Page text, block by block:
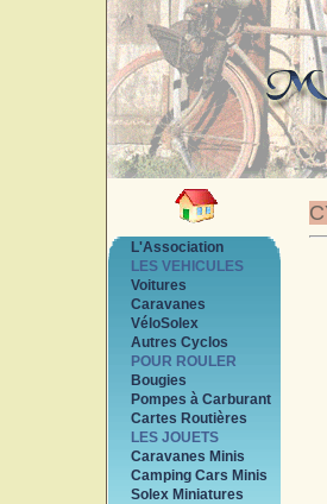
L'Association
LES VEHICULES
Voitures
Caravanes
VéloSolex
Autres Cyclos
POUR ROULER
Bougies
Pompes à Carburant
Cartes Routières
LES JOUETS
Caravanes Minis
Camping Cars Minis
Solex Miniatures